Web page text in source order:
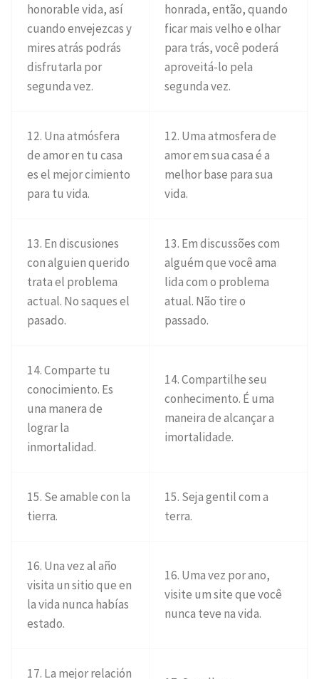
honorable vida, así
cuando envejezcas y
mires atrás podrás
disfrutarla por
segunda vez.
honrada, então, quando
ficar mais velho e olhar
para trás, você poderá
aproveitá-lo pela
segunda vez.
12. Una atmósfera
de amor en tu casa
es el mejor cimiento
para tu vida.
12. Uma atmosfera de
amor em sua casa é a
melhor base para sua
vida.
13. En discusiones
con alguien querido
trata el problema
actual. No saques el
pasado.
13. Em discussões com
alguém que você ama
lida com o problema
atual. Não tire o
passado.
14. Comparte tu
conocimiento. Es
una manera de
lograr la
inmortalidad.
14. Compartilhe seu
conhecimento. É uma
maneira de alcançar a
imortalidade.
15. Se amable con la
tierra.
15. Seja gentil com a
terra.
16. Una vez al año
visita un sitio que en
la vida nunca habías
estado.
16. Uma vez por ano,
visite um site que você
nunca teve na vida.
17. La mejor relación